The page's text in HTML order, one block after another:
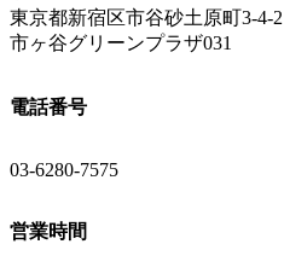
東京都新宿区市谷砂土原町3-4-2
市ヶ谷グリーンプラザ031
電話番号
03-6280-7575
営業時間